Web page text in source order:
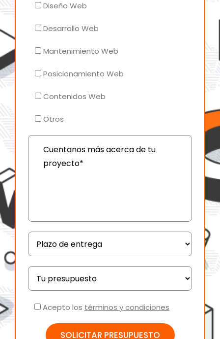
Diseño Web
Desarrollo Web
Mantenimiento Web
Posicionamiento Web
Contenidos Web
Otros
Acepto los términos y condiciones